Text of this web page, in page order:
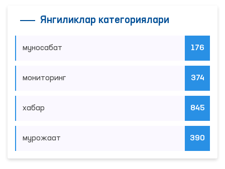
Янгиликлар категориялари
муносабат 176
мониторинг 374
хабар 845
мурожаат 390